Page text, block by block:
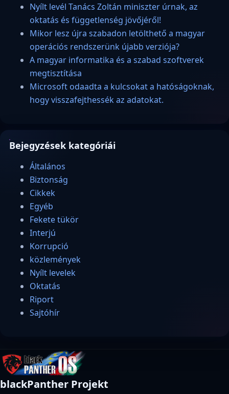
Nyílt levél Tanács Zoltán miniszter úrnak, az
oktatás és függetlenség jövőjéről!
Mikor lesz újra szabadon letölthető a magyar
operációs rendszerünk újabb verziója?
A magyar informatika és a szabad szoftverek
megtisztítása
Microsoft odaadta a kulcsokat a hatóságoknak,
hogy visszafejthessék az adatokat.
Bejegyzések kategóriái
Általános
Biztonság
Cikkek
Egyéb
Fekete tükör
Interjú
Korrupció
közlemények
Nyílt levelek
Oktatás
Riport
Sajtóhír
blackPanther Projekt